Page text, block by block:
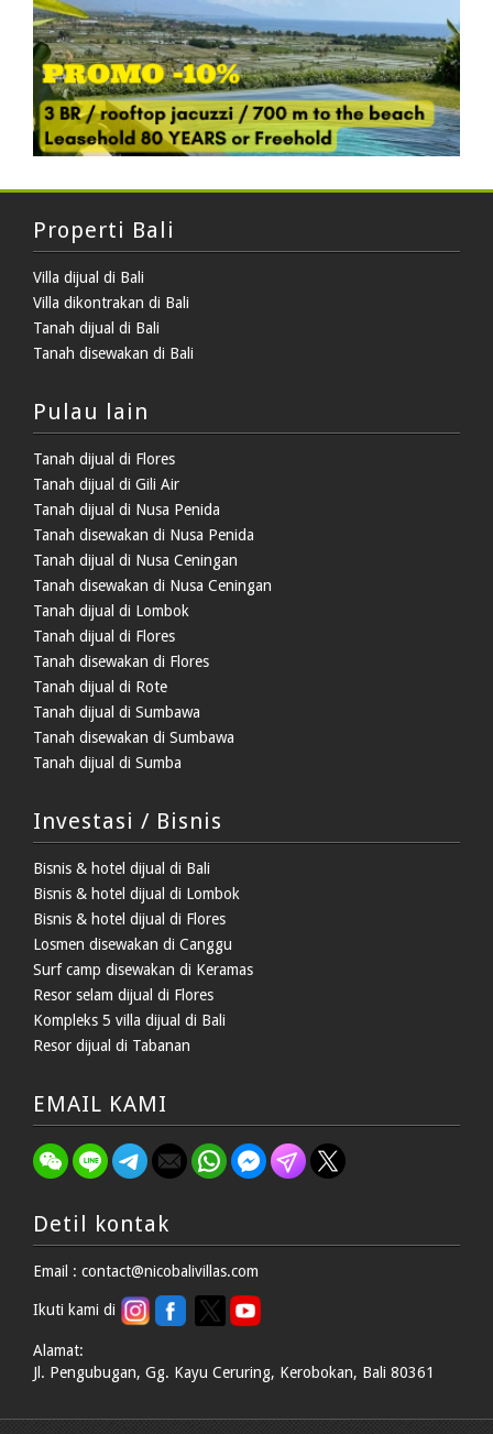
Properti Bali
Villa dijual di Bali
Villa dikontrakan di Bali
Tanah dijual di Bali
Tanah disewakan di Bali
Pulau lain
Tanah dijual di Flores
Tanah dijual di Gili Air
Tanah dijual di Nusa Penida
Tanah disewakan di Nusa Penida
Tanah dijual di Nusa Ceningan
Tanah disewakan di Nusa Ceningan
Tanah dijual di Lombok
Tanah dijual di Flores
Tanah disewakan di Flores
Tanah dijual di Rote
Tanah dijual di Sumbawa
Tanah disewakan di Sumbawa
Tanah dijual di Sumba
Investasi / Bisnis
Bisnis & hotel dijual di Bali
Bisnis & hotel dijual di Lombok
Bisnis & hotel dijual di Flores
Losmen disewakan di Canggu
Surf camp disewakan di Keramas
Resor selam dijual di Flores
Kompleks 5 villa dijual di Bali
Resor dijual di Tabanan
EMAIL KAMI
Detil kontak
Email : contact@nicobalivillas.com
Ikuti kami di
Alamat:
Jl. Pengubugan, Gg. Kayu Ceruring, Kerobokan, Bali 80361